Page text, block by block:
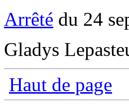
Arrêté du 24
Gladys
Haut de page